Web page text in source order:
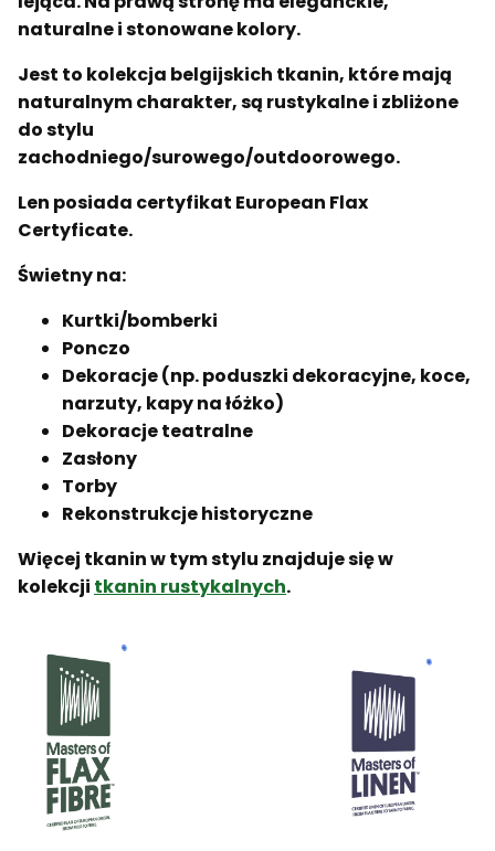
naturalne i stonowane kolory.
Jest to kolekcja belgijskich tkanin, które mają
naturalnym charakter, są rustykalne i zbliżone
do stylu
zachodniego/surowego/outdoorowego.
Len posiada certyfikat European Flax
Certyficate.
Świetny na:
Kurtki/bomberki
Ponczo
Dekoracje (np. poduszki dekoracyjne, koce,
narzuty, kapy na łóżko)
Dekoracje teatralne
Zasłony
Torby
Rekonstrukcje historyczne
Więcej tkanin w tym stylu znajduje się w
kolekcji tkanin rustykalnych.